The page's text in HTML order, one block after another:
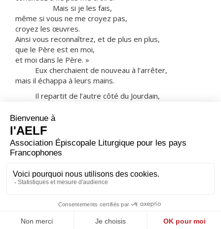
Mais si je les fais,
même si vous ne me croyez pas,
croyez les œuvres.
Ainsi vous reconnaîtrez, et de plus en plus,
que le Père est en moi,
et moi dans le Père. »
Eux cherchaient de nouveau à l’arrêter,
mais il échappa à leurs mains.
Il repartit de l’autre côté du Jourdain,
et il y demeura.
Beaucoup vinrent à lui en déclarant :
« Jean n’a pas accompli de signe ;
mais tout ce que Jean a dit de celui-ci
était vrai. »
Et là, beaucoup crurent en lui.
– Acclamons la Parole de Dieu.